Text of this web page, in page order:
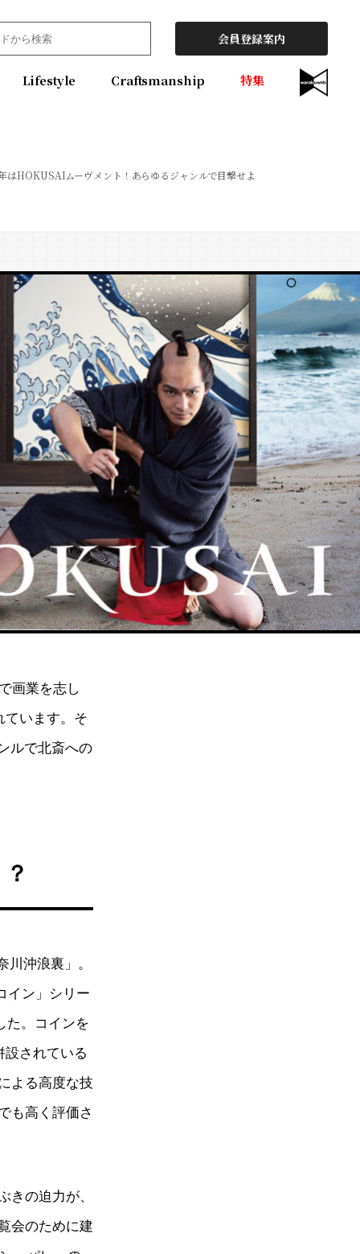
会員登録案内
Lifestyle Craftsmanship 特集
はHOKUSAIムーヴメント！あらゆるジャンルで目撃せよ
画業を志し
ています。そ
ルで北斎への
川沖浪裏」。
イン」シリー
た。コインを
設されている
よる高度な技
も高く評価さ
きの迫力が、
会のために建